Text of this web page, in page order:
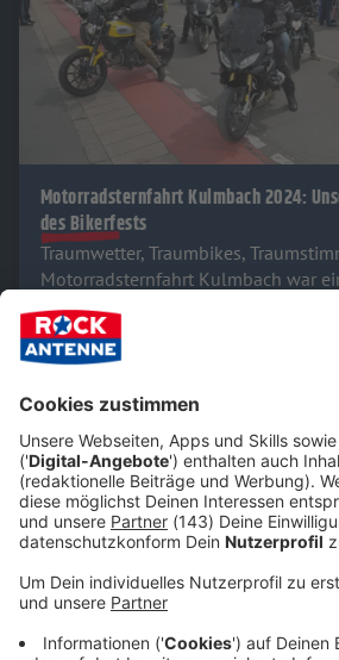
Motorradsternfahrt Kulmbach 2024:
des Bikerfests
Traumwetter, Traumbikes,
Motorradsternfahrt Kulmbach war
Festival. Wir waren für euch dabei -
ihr hier!
Fotos